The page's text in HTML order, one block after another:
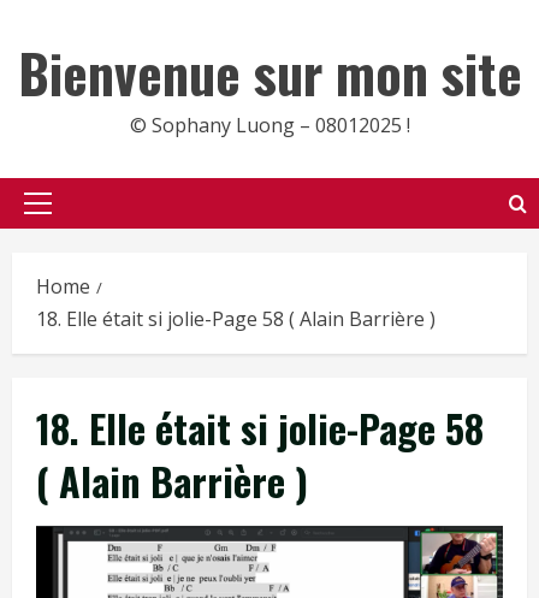
content
Bienvenue sur mon site
© Sophany Luong – 08012025 !
Primary
Home
18. Elle était si jolie-Page 58 ( Alain Barrière )
18. Elle était si jolie-Page 58
( Alain Barrière )